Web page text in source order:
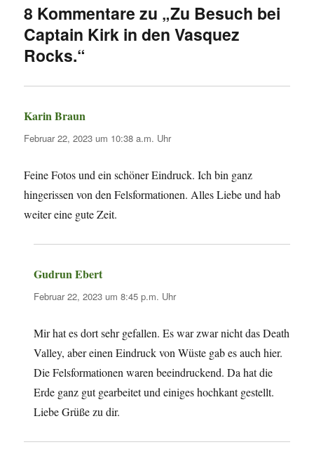
8 Kommentare zu „Zu Besuch bei
Captain Kirk in den Vasquez
Rocks.“
Karin Braun
Februar 22, 2023 um 10:38 a.m. Uhr
Feine Fotos und ein schöner Eindruck. Ich bin ganz
hingerissen von den Felsformationen. Alles Liebe und hab
weiter eine gute Zeit.
Gudrun Ebertsagt:
Februar 22, 2023 um 8:45 p.m. Uhr
Mir hat es dort sehr gefallen. Es war zwar nicht das Death
Valley, aber einen Eindruck von Wüste gab es auch hier.
Die Felsformationen waren beeindruckend. Da hat die
Erde ganz gut gearbeitet und einiges hochkant gestellt.
Liebe Grüße zu dir.